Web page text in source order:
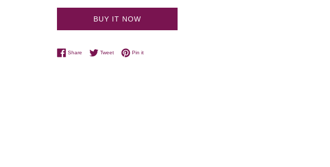
BUY IT NOW
Share Share on Facebook
TweetTweet on Twitter
Pin itPin on Pinterest